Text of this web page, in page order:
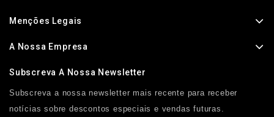
Menções Legais
A Nossa Empresa
Subscreva A Nossa Newsletter
Subscreva a nossa newsletter mais recente para receber
notícias sobre descontos especiais e vendas futuras.